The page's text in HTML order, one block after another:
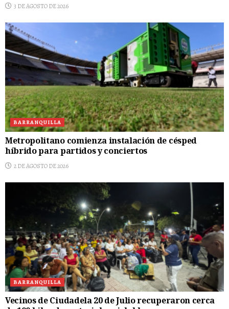
3 DE AGOSTO DE 2026
BARRANQUILLA
Metropolitano comienza instalación de césped
híbrido para partidos y conciertos
2 DE AGOSTO DE 2026
BARRANQUILLA
Vecinos de Ciudadela 20 de Julio recuperaron cerca